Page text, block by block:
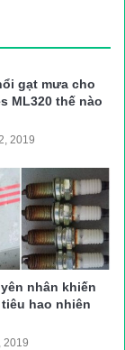
cho xe được
trả lái chậm.
phải nhưng
do ty thước lái
khác trên xe ô
gạt mưa cho
ML320 thế nào
2019
nhân khiến
hao nhiên
2019